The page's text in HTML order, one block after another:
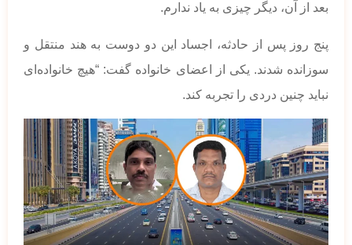
بعد از آن، دیگر چیزی به یاد ندارم.
پنج روز پس از حادثه، اجساد این دو دوست به هند منتقل و
سوزانده شدند. یکی از اعضای خانواده گفت: “هیچ خانواده‌ای
نباید چنین دردی را تجربه کند.